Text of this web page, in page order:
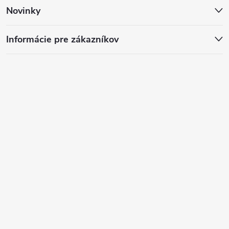
Novinky
Informácie pre zákazníkov